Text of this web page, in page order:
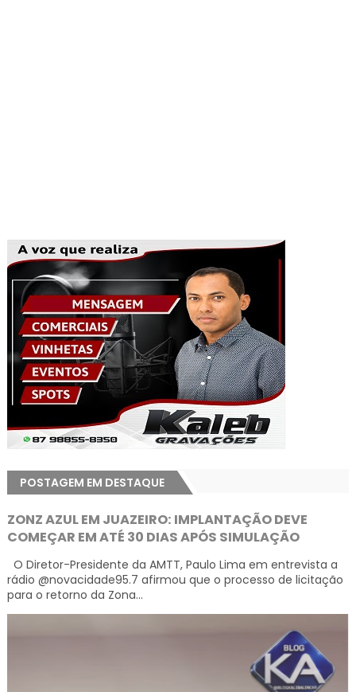
POSTAGEM EM DESTAQUE
ZONZ AZUL EM JUAZEIRO: IMPLANTAÇÃO DEVE
COMEÇAR EM ATÉ 30 DIAS APÓS SIMULAÇÃO
O Diretor-Presidente da AMTT, Paulo Lima em entrevista a
rádio @novacidade95.7 afirmou que o processo de licitação
para o retorno da Zona...